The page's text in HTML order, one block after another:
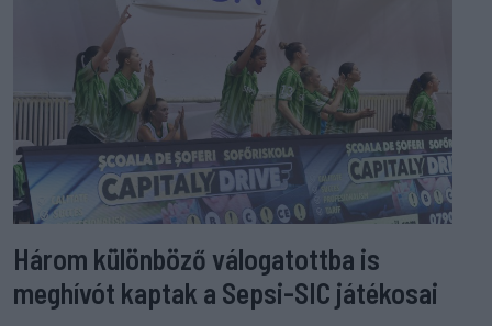
Három különböző válogatottba is
meghívót kaptak a Sepsi-SIC játékosai